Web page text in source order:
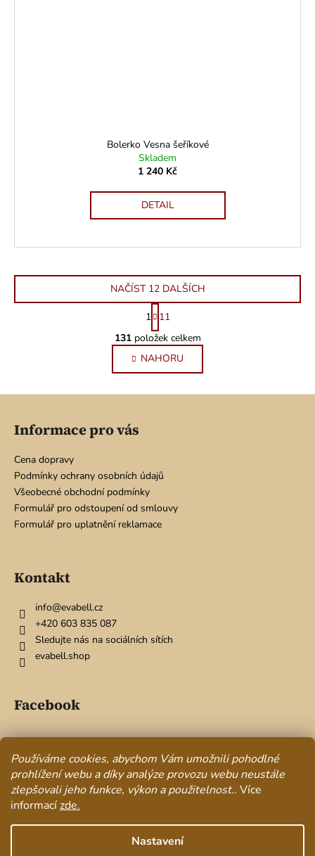
Používáme cookies, abychom Vám umožnili pohodlné
prohlížení webu a díky analýze provozu webu neustále
zlepšovali jeho funkce, výkon a použitelnost.. Více
informacízde.
Nastavení
Bolerko Vesna šeříkové
Skladem
1 240 Kč
DETAIL
O
v
l
á
d
r
v
y
v
NAČÍST 12 DALŠÍCH
S
t
r
á
n
k
1
11
131položek celkem
NAHORU
Z
Informace pro vás
Cena dopravy
Podmínky ochrany osobních údajů
Všeobecné obchodní podmínky
Formulář pro odstoupení od smlouvy
Formulář pro uplatnění reklamace
Kontakt
info@evabell.cz
+420 603 835 087
Sledujte nás na sociálních sítích
evabell.shop
Facebook
Přijímáme online platby